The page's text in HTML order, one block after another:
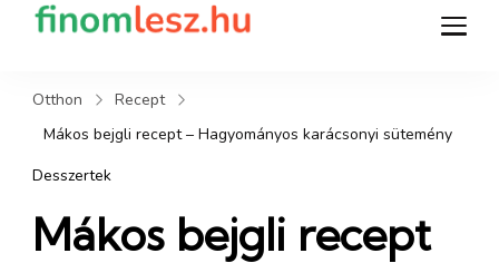
finomlesz.hu
Recept, ami finom lesz.
Otthon
Recept
Mákos bejgli recept – Hagyományos karácsonyi sütemény
Desszertek
Mákos bejgli recept